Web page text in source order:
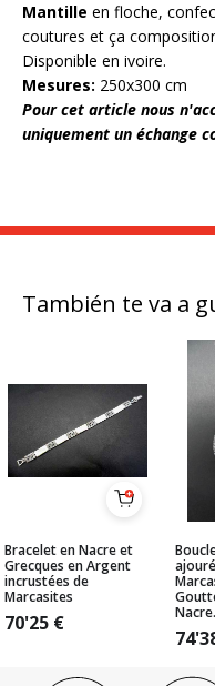
Mantille en floche,
coutures et ça
Disponible en ivoire.
Mesures: 250x300 cm
Pour cet article nous
uniquement un échange
También te va a
Bracelet en Nacre et
Grecques en Argent
incrustées de
Marcasites
70'25 €